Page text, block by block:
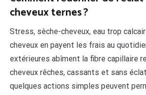
cheveux ternes ?
Stress, sèche-cheveux, eau trop
cheveux en payent les frais au
extérieures abîment la fibre capillaire
cheveux rêches, cassants et sans
quelques actions simples peuvent